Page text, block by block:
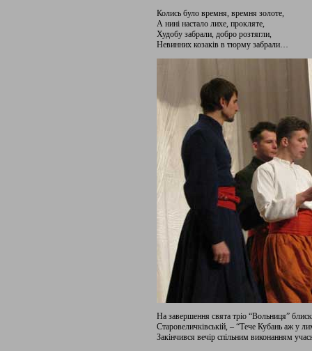
Колись було времня, времня золоте,
А нині настало лихе, прокляте,
Худобу забрали, добро розтягли,
Невинних козаків в тюрму забрали…
На завершення свята тріо “Вольниця”
Старовеличківській, – “Тече Кубань аж у
Закінчився вечір спільним виконанням